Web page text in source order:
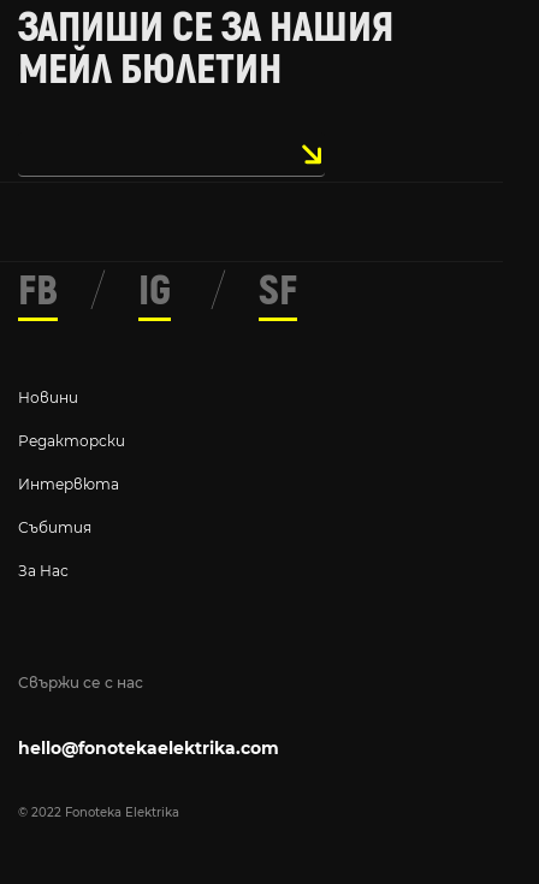
ЗАПИШИ СЕ ЗА НАШИЯ
МЕЙЛ БЮЛЕТИН
Свържи се с нас
hello@fonotekaelektrika.com
© 2022 Fonoteka Elektrika
Новини
Редакторски
Интервюта
Събития
За Нас
FB / IG / SF